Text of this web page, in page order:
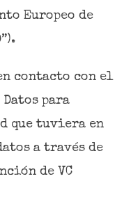
Europeo de
contacto con el
para
que tuviera en
a través de
de VC